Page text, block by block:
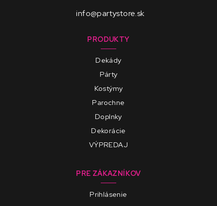
info@partystore.sk
PRODUKTY
Dekády
Párty
Kostýmy
Parochne
Doplnky
Dekorácie
VÝPREDAJ
PRE ZÁKAZNÍKOV
Prihlásenie